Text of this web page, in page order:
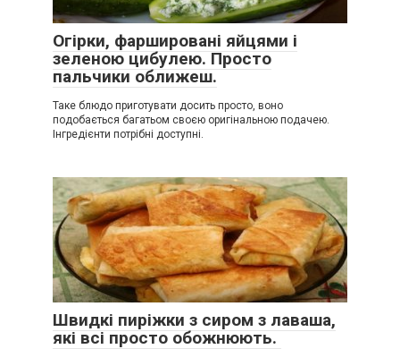
Огірки, фаршировані яйцями і
зеленою цибулею. Просто
пальчики оближеш.
Таке блюдо приготувати досить просто, воно
подобається багатьом своєю оригінальною подачею.
Інгредієнти потрібні доступні.
Швидкі пиріжки з сиром з лаваша,
які всі просто обожнюють.